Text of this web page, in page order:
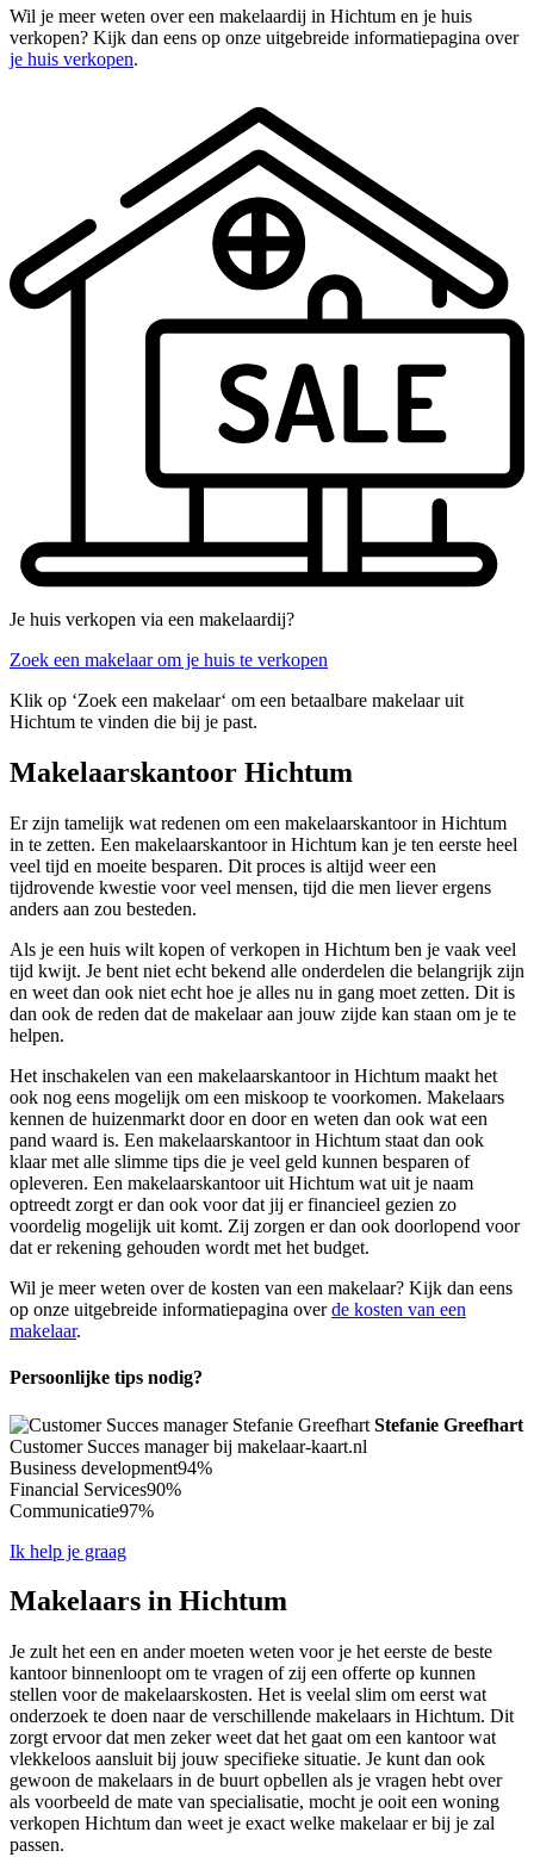
Wil je meer weten over een makelaardij in Hichtum en je huis
verkopen? Kijk dan eens op onze uitgebreide informatiepagina over
je huis verkopen.
Je huis verkopen via een makelaardij?
Zoek een makelaar om je huis te verkopen
Klik op ‘Zoek een makelaar‘ om een betaalbare makelaar uit
Hichtum te vinden die bij je past.
Makelaarskantoor Hichtum
Er zijn tamelijk wat redenen om een makelaarskantoor in Hichtum
in te zetten. Een makelaarskantoor in Hichtum kan je ten eerste heel
veel tijd en moeite besparen. Dit proces is altijd weer een
tijdrovende kwestie voor veel mensen, tijd die men liever ergens
anders aan zou besteden.
Als je een huis wilt kopen of verkopen in Hichtum ben je vaak veel
tijd kwijt. Je bent niet echt bekend alle onderdelen die belangrijk zijn
en weet dan ook niet echt hoe je alles nu in gang moet zetten. Dit is
dan ook de reden dat de makelaar aan jouw zijde kan staan om je te
helpen.
Het inschakelen van een makelaarskantoor in Hichtum maakt het
ook nog eens mogelijk om een miskoop te voorkomen. Makelaars
kennen de huizenmarkt door en door en weten dan ook wat een
pand waard is. Een makelaarskantoor in Hichtum staat dan ook
klaar met alle slimme tips die je veel geld kunnen besparen of
opleveren. Een makelaarskantoor uit Hichtum wat uit je naam
optreedt zorgt er dan ook voor dat jij er financieel gezien zo
voordelig mogelijk uit komt. Zij zorgen er dan ook doorlopend voor
dat er rekening gehouden wordt met het budget.
Wil je meer weten over de kosten van een makelaar? Kijk dan eens
op onze uitgebreide informatiepagina overde kosten van een
makelaar.
Persoonlijke tips nodig?
Stefanie Greefhart
Customer Succes manager bij makelaar-kaart.nl
Business development94%
Financial Services90%
Communicatie97%
Ik help je graag
Makelaars in Hichtum
Je zult het een en ander moeten weten voor je het eerste de beste
kantoor binnenloopt om te vragen of zij een offerte op kunnen
stellen voor de makelaarskosten. Het is veelal slim om eerst wat
onderzoek te doen naar de verschillende makelaars in Hichtum. Dit
zorgt ervoor dat men zeker weet dat het gaat om een kantoor wat
vlekkeloos aansluit bij jouw specifieke situatie. Je kunt dan ook
gewoon de makelaars in de buurt opbellen als je vragen hebt over
als voorbeeld de mate van specialisatie, mocht je ooit een woning
verkopen Hichtum dan weet je exact welke makelaar er bij je zal
passen.